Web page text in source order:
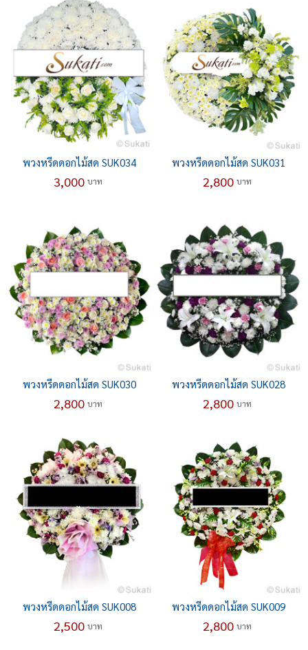
พวงหรีดดอกไม้สด SUK034
3,000 บาท
พวงหรีดดอกไม้สด SUK031
2,800 บาท
พวงหรีดดอกไม้สด SUK030
2,800 บาท
พวงหรีดดอกไม้สด SUK028
2,800 บาท
พวงหรีดดอกไม้สด SUK008
2,500 บาท
พวงหรีดดอกไม้สด SUK009
2,800 บาท